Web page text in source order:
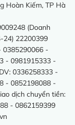
Hoàn Kiếm, TP Hà
(Doanh
24) 22200399
0385290066 -
- 0981915333 -
0336258333 -
- 0852198088 -
dịch chuyển tiền:
- 0862159399